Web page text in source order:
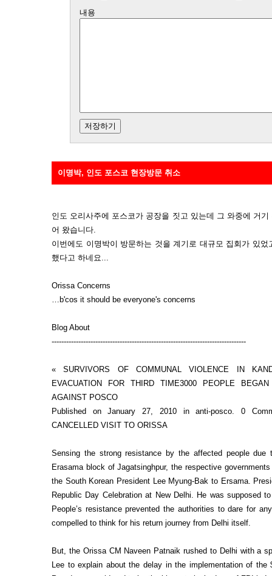
내용
이명박, 인도 포스코 현장방문 취소
인도 오리사주에 포스코가 공장을 짓고 있는데 그 와중에 거
어 왔습니다.
이번에도 이명박이 방문하는 것을 계기로 대규모 집회가 있
했다고 하네요...
Orissa Concerns
…b'cos it should be everyone's concerns
Blog About
--------------------------------------------------------------------------------
« SURVIVORS OF COMMUNAL VIOLENCE IN
EVACUATION FOR THIRD TIME3000 PEOPLE
AGAINST POSCO
Published on January 27, 2010 in anti-posco. 0
CANCELLED VISIT TO ORISSA
Sensing the strong resistance by the affected people
Erasama block of Jagatsinghpur, the respective
the South Korean President Lee Myung-Bak to Ersama.
Republic Day Celebration at New Delhi. He was supposed
People’s resistance prevented the authorities to dare for
compelled to think for his return journey from Delhi itself.
But, the Orissa CM Naveen Patnaik rushed to Delhi with a
Lee to explain about the delay in the implementation of